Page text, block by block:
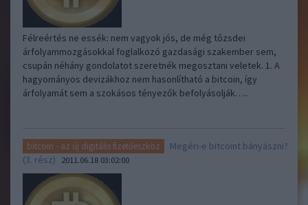
Félreértés ne essék: nem vagyok jós, de még tőzsdei
árfolyammozgásokkal foglalkozó gazdasági szakember sem,
csupán néhány gondolatot szeretnék megosztani veletek. 1. A
hagyományos devizákhoz nem hasonlítható a bitcoin, így
árfolyamát sem a szokásos tényezők befolyásolják…..
bitcoin - az új digitális fizetőeszköz
Megéri-e bitcoint bányászni?
(3. rész)
2011.06.18 03:02:00